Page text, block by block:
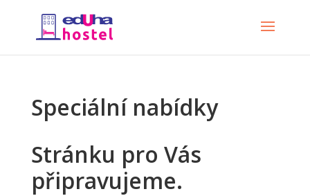
Speciální nabídky
Stránku pro Vás
připravujeme.